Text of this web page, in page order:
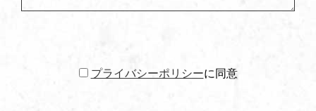
プライバシーポリシーに同意